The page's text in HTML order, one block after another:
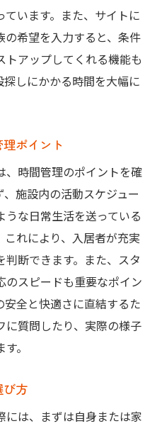
います。また、サイトに
の希望を入力すると、条件
トアップしてくれる機能も
しにかかる時間を大幅に
ポイント
、時間管理のポイントを確
施設内の活動スケジュー
な日常生活を送っている
れにより、入居者が充実
断できます。また、スタ
のスピードも重要なポイン
安全と快適さに直結するた
に質問したり、実際の様子
。
び方
には、まずは自身または家